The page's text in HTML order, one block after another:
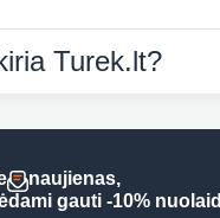
Turek.lt?
naujienas,
gauti -10%